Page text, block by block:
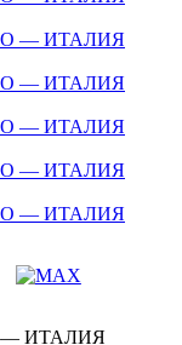
— ИТАЛИЯ